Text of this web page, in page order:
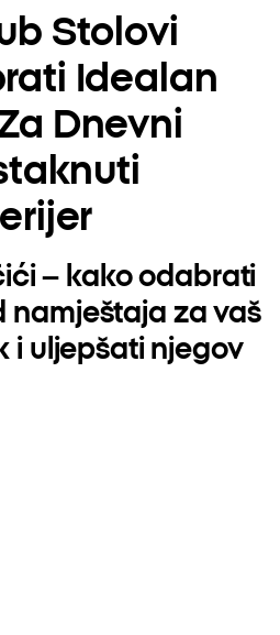
Stolovi
Idealan
Dnevni
– kako odabrati
namještaja za vaš
i uljepšati njegov